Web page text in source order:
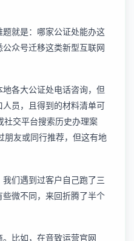
就是：哪家公证处能办这
众号迁移这类新型互联网
各大公证处电话咨询，但
员，且得到的材料清单可
社交平台搜索历史办理案
朋友或同行推荐，但这有地
们遇到过客户自己跑了三
微不同，来回折腾了半个
。比如，在音致运营官网